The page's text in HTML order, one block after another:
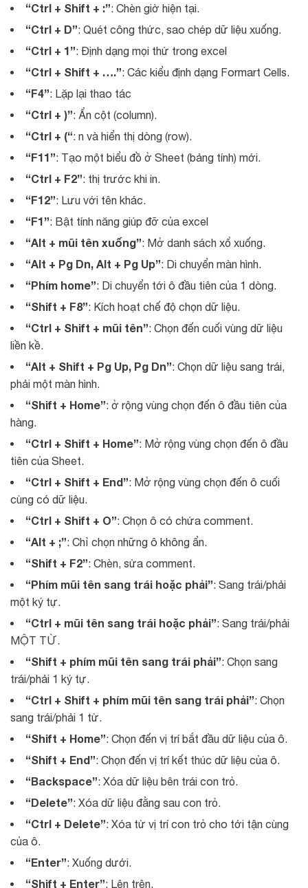
“Ctrl + Shift + :”: Chèn giờ hiện tại.
“Ctrl + D”: Quét công thức, sao chép dữ liệu xuống.
“Ctrl + 1”: Định dạng mọi thứ trong excel
“Ctrl + Shift + ….”: Các kiểu định dạng Formart Cells.
“F4”: Lặp lại thao tác
“Ctrl + )”: Ẩn cột (column).
“Ctrl + (“: n và hiển thị dòng (row).
“F11”: Tạo một biểu đồ ở Sheet (bảng tính) mới.
“Ctrl + F2”: thị trước khi in.
“F12”: Lưu với tên khác.
“F1”: Bật tính năng giúp đỡ của excel
“Alt + mũi tên xuống”: Mở danh sách xổ xuống.
“Alt + Pg Dn, Alt + Pg Up”: Di chuyển màn hình.
“Phím home”: Di chuyển tới ô đầu tiên của 1 dòng.
“Shift + F8”: Kích hoạt chế độ chọn dữ liệu.
“Ctrl + Shift + mũi tên”: Chọn đến cuối vùng dữ liệu
liền kề.
“Alt + Shift + Pg Up, Pg Dn”: Chọn dữ liệu sang trái,
phải một màn hình.
“Shift + Home”: ở rộng vùng chọn đến ô đầu tiên của
hàng.
“Ctrl + Shift + Home”: Mở rộng vùng chọn đến ô đầu
tiên của Sheet.
“Ctrl + Shift + End”: Mở rộng vùng chọn đến ô cuối
cùng có dữ liệu.
“Ctrl + Shift + O”: Chọn ô có chứa comment.
“Alt + ;”: Chỉ chọn những ô không ẩn.
“Shift + F2”: Chèn, sửa comment.
“Phím mũi tên sang trái hoặc phải”: Sang trái/phải
một ký tự.
“Ctrl + mũi tên sang trái hoặc phải”: Sang trái/phải
MỘT TỪ.
“Shift + phím mũi tên sang trái phải”: Chọn sang
trái/phải 1 ký tự.
“Ctrl + Shift + phím mũi tên sang trái phải”: Chọn
sang trái/phải 1 từ.
“Shift + Home”: Chọn đến vị trí bắt đầu dữ liệu của ô.
“Shift + End”: Chọn đến vị trí kết thúc dữ liệu của ô.
“Backspace”: Xóa dữ liệu bên trái con trỏ.
“Delete”: Xóa dữ liệu đằng sau con trỏ.
“Ctrl + Delete”: Xóa từ vị trí con trỏ cho tới tận cùng
của ô.
“Enter”: Xuống dưới.
“Shift + Enter”: Lên trên.